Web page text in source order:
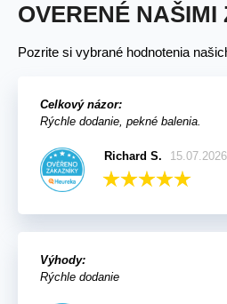
OVERENÉ
Pozrite si vybrané hodnotenia
Celkový názor:
Rýchle dodanie, pekné balenia.
Richard S. 15.07.2026
Výhody:
Rýchle dodanie